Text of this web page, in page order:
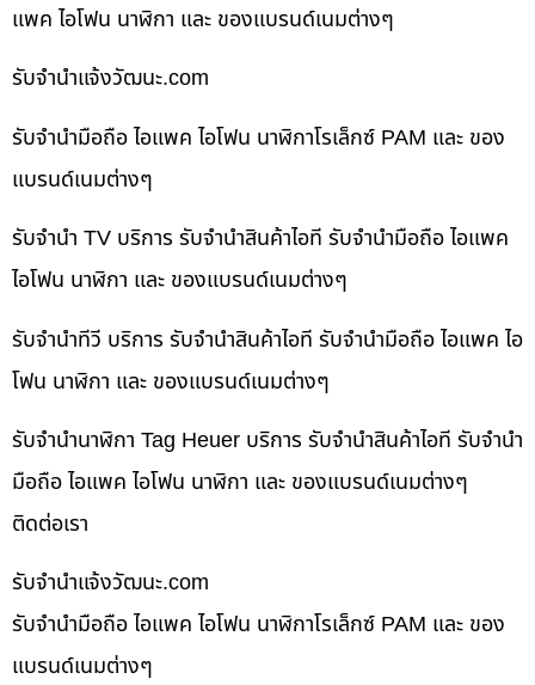
แพค ไอโฟน นาฬิกา และ ของแบรนด์เนมต่างๆ
รับจํานําแจ้งวัฒนะ.com
รับจำนำมือถือ ไอแพค ไอโฟน นาฬิกาโรเล็กซ์ PAM และ ของ
แบรนด์เนมต่างๆ
รับจำนำ TV บริการ รับจำนำสินค้าไอที รับจำนำมือถือ ไอแพค
ไอโฟน นาฬิกา และ ของแบรนด์เนมต่างๆ
รับจำนำทีวี บริการ รับจำนำสินค้าไอที รับจำนำมือถือ ไอแพค ไอ
โฟน นาฬิกา และ ของแบรนด์เนมต่างๆ
รับจำนำนาฬิกา Tag Heuer บริการ รับจำนำสินค้าไอที รับจำนำ
มือถือ ไอแพค ไอโฟน นาฬิกา และ ของแบรนด์เนมต่างๆ
ติดต่อเรา
รับจํานําแจ้งวัฒนะ.com
รับจำนำมือถือ ไอแพค ไอโฟน นาฬิกาโรเล็กซ์ PAM และ ของ
แบรนด์เนมต่างๆ